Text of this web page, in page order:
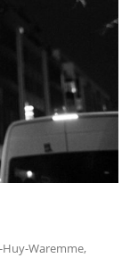
Huy-Waremme,